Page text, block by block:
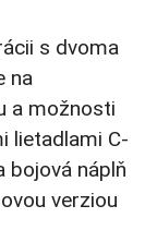
s dvoma
na
a možnosti
lietadlami C-
bojová náplň
verziou